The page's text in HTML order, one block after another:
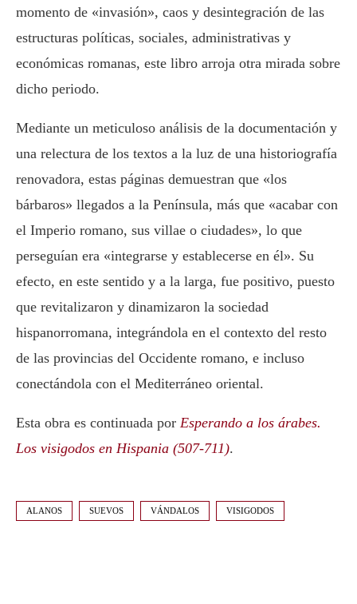
momento de «invasión», caos y desintegración de las
estructuras políticas, sociales, administrativas y
económicas romanas, este libro arroja otra mirada sobre
dicho periodo.
Mediante un meticuloso análisis de la documentación y
una relectura de los textos a la luz de una historiografía
renovadora, estas páginas demuestran que «los
bárbaros» llegados a la Península, más que «acabar con
el Imperio romano, sus villae o ciudades», lo que
perseguían era «integrarse y establecerse en él». Su
efecto, en este sentido y a la larga, fue positivo, puesto
que revitalizaron y dinamizaron la sociedad
hispanorromana, integrándola en el contexto del resto
de las provincias del Occidente romano, e incluso
conectándola con el Mediterráneo oriental.
Esta obra es continuada por Esperando a los árabes.
Los visigodos en Hispania (507-711).
ALANOS SUEVOS VÁNDALOS VISIGODOS